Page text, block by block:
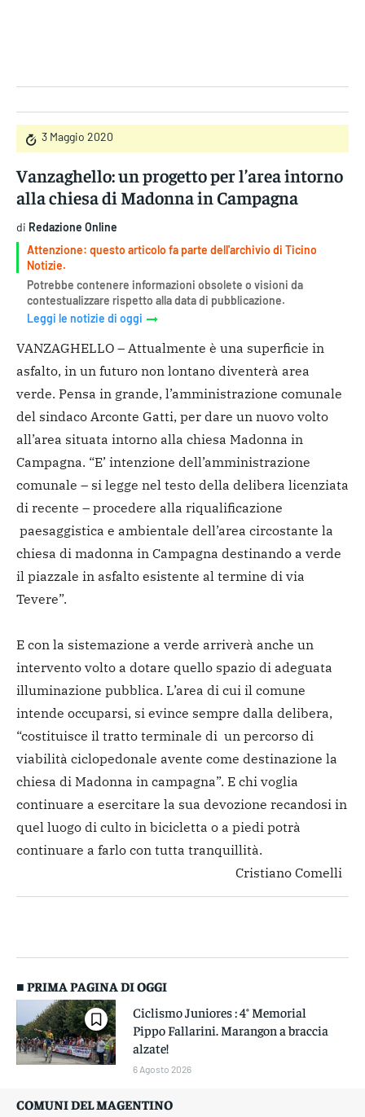
3 Maggio 2020
Vanzaghello: un progetto per l’area intorno
alla chiesa di Madonna in Campagna
di Redazione Online
Attenzione: questo articolo fa parte dell'archivio di Ticino
Notizie.
Potrebbe contenere informazioni obsolete o visioni da
contestualizzare rispetto alla data di pubblicazione.
Leggi le notizie di oggi
VANZAGHELLO – Attualmente è una superficie in
asfalto, in un futuro non lontano diventerà area
verde. Pensa in grande, l’amministrazione comunale
del sindaco Arconte Gatti, per dare un nuovo volto
all’area situata intorno alla chiesa Madonna in
Campagna. “E’ intenzione dell’amministrazione
comunale – si legge nel testo della delibera licenziata
di recente – procedere alla riqualificazione
paesaggistica e ambientale dell’area circostante la
chiesa di madonna in Campagna destinando a verde
il piazzale in asfalto esistente al termine di via
Tevere”.
E con la sistemazione a verde arriverà anche un
intervento volto a dotare quello spazio di adeguata
illuminazione pubblica. L’area di cui il comune
intende occuparsi, si evince sempre dalla delibera,
“costituisce il tratto terminale di un percorso di
viabilità ciclopedonale avente come destinazione la
chiesa di Madonna in campagna”. E chi voglia
continuare a esercitare la sua devozione recandosi in
quel luogo di culto in bicicletta o a piedi potrà
continuare a farlo con tutta tranquillità.
Cristiano Comelli
■ PRIMA PAGINA DI OGGI
Ciclismo Juniores : 4° Memorial
Pippo Fallarini. Marangon a braccia
alzate!
6 Agosto 2026
COMUNI DEL MAGENTINO